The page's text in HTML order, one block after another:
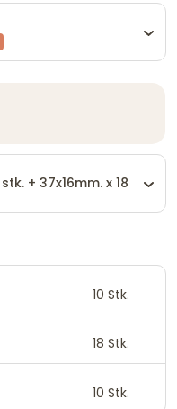
+ 37x16mm. x 18
10 Stk.
18 Stk.
10 Stk.